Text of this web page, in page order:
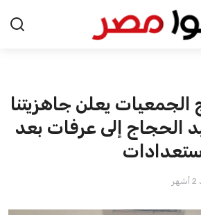
يعلن جاهزيتنا
الحجاج إلى عرفات بعد